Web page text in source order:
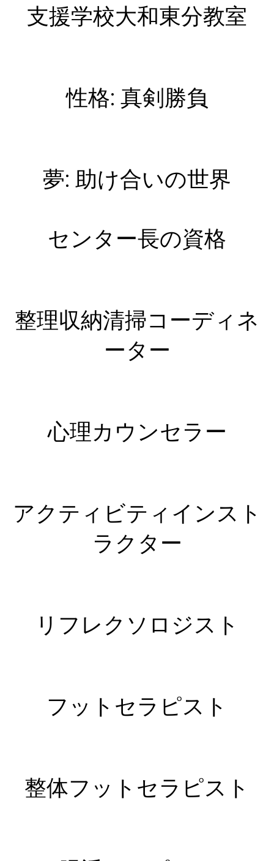
支援学校大和東分教室
性格: 真剣勝負
夢: 助け合いの世界
センター長の資格
整理収納清掃コーディネ
ーター
心理カウンセラー
アクティビティインスト
ラクター
リフレクソロジスト
フットセラピスト
整体フットセラピスト